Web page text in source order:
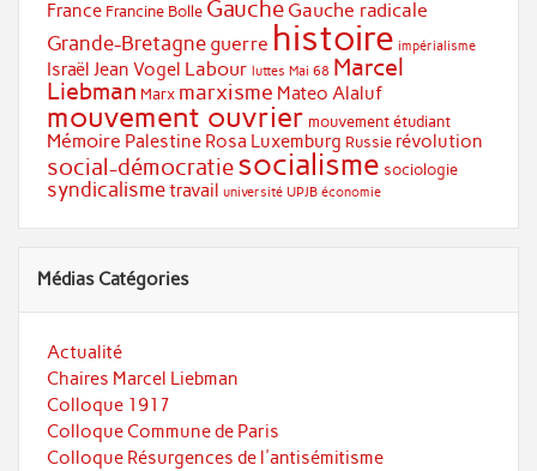
France Francine Bolle Gauche Gauche radicale
Grande-Bretagne guerre histoire impérialisme
Israël Jean Vogel Labour luttes Mai 68 Marcel
Liebman Marx marxisme Mateo Alaluf
mouvement ouvrier mouvement étudiant
Mémoire Palestine Rosa Luxemburg Russie révolution
social-démocratiesocialisme sociologie
syndicalismetravail université UPJB économie
Médias Catégories
Actualité
Chaires Marcel Liebman
Colloque 1917
Colloque Commune de Paris
Colloque Résurgences de l'antisémitisme